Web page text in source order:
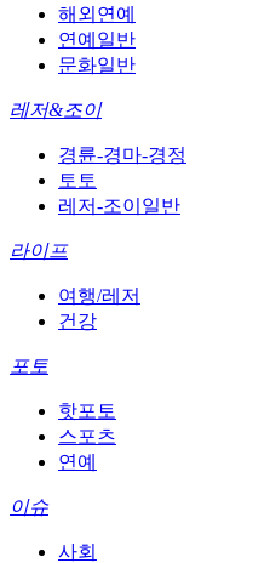
해외연예
연예일반
문화일반
레저&조이
경륜-경마-경정
토토
레저-조이일반
라이프
여행/레저
건강
포토
핫포토
스포츠
연예
이슈
사회